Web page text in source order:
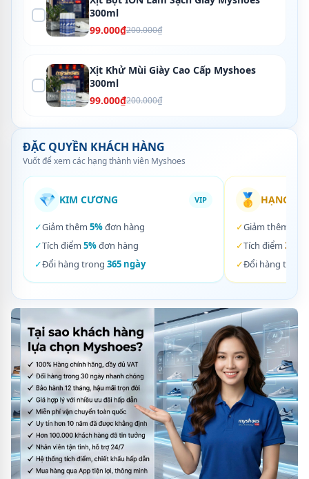
300ml
99.000₫200.000₫
Xịt Khử Mùi Giày Cao Cấp Myshoes
300ml
99.000₫200.000₫
ĐẶC QUYỀN KHÁCH HÀNG
Vuốt để xem các hạng thành viên Myshoes
💎 KIM CƯƠNG VIP
✓Giảm thêm 5%đơn hàng
✓Tích điểm 5%đơn hàng
✓Đổi hàng trong 365 ngày
🥇 HẠNG
✓Giảm thêm
✓Tích điểm 3%
✓Đổi hàng trong